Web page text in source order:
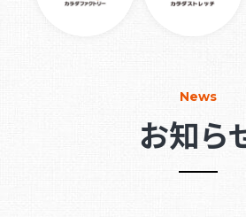
News
お知ら